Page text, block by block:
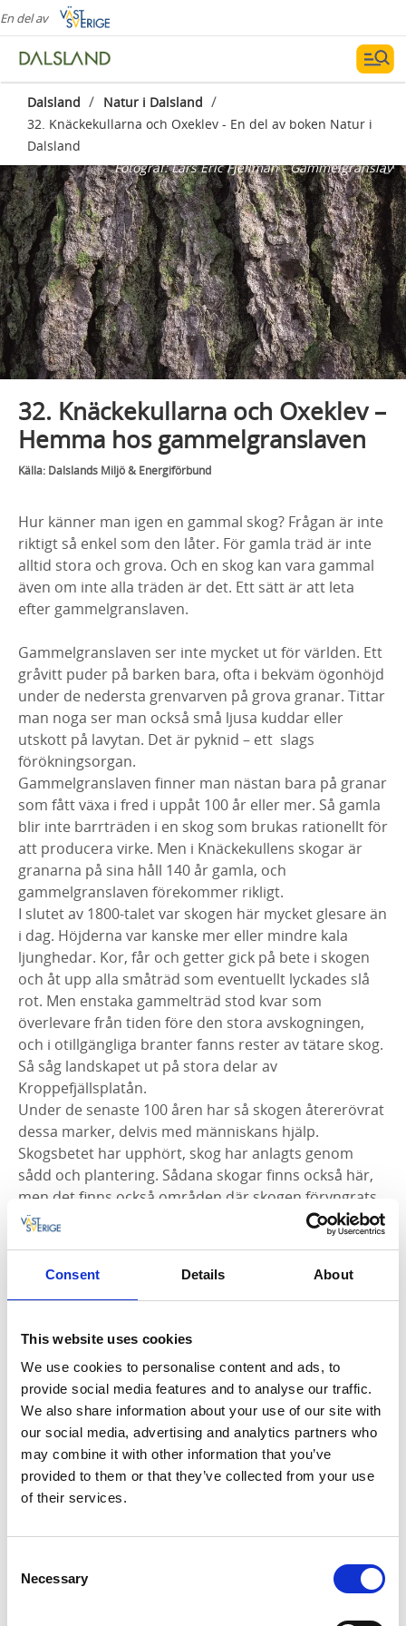
Consent Details About
This website uses cookies
We use cookies to personalise content and ads, to
provide social media features and to analyse our traffic.
We also share information about your use of our site with
our social media, advertising and analytics partners who
may combine it with other information that you’ve
provided to them or that they’ve collected from your use
of their services.
Selection
Necessary
En del av
Dalsland / Natur i Dalsland /
32. Knäckekullarna och Oxeklev - En del av boken Natur i
Dalsland
Fotograf:Lars Eric Fjellman - Gammelgranslav
32. Knäckekullarna och Oxeklev –
Hemma hos gammelgranslaven
Källa: Dalslands Miljö & Energiförbund
Hur känner man igen en gammal skog? Frågan är inte
riktigt så enkel som den låter. För gamla träd är inte
alltid stora och grova. Och en skog kan vara gammal
även om inte alla träden är det. Ett sätt är att leta
efter gammelgranslaven.
Gammelgranslaven ser inte mycket ut för världen. Ett
gråvitt puder på barken bara, ofta i bekväm ögonhöjd
under de nedersta grenvarven på grova granar. Tittar
man noga ser man också små ljusa kuddar eller
utskott på lavytan. Det är pyknid – ett slags
förökningsorgan.
Gammelgranslaven finner man nästan bara på granar
som fått växa i fred i uppåt 100 år eller mer. Så gamla
blir inte barrträden i en skog som brukas rationellt för
att producera virke. Men i Knäckekullens skogar är
granarna på sina håll 140 år gamla, och
gammelgranslaven förekommer rikligt.
I slutet av 1800-talet var skogen här mycket glesare än
i dag. Höjderna var kanske mer eller mindre kala
ljunghedar. Kor, får och getter gick på bete i skogen
och åt upp alla småträd som eventuellt lyckades slå
rot. Men enstaka gammelträd stod kvar som
överlevare från tiden före den stora avskogningen,
och i otillgängliga branter fanns rester av tätare skog.
Så såg landskapet ut på stora delar av
Kroppefjällsplatån.
Under de senaste 100 åren har så skogen återerövrat
dessa marker, delvis med människans hjälp.
Skogsbetet har upphört, skog har anlagts genom
sådd och plantering. Sådana skogar finns också här,
men det finns också områden där skogen föryngrats
naturligt, genom självsådd.
Det har bedrivits skogsbruk på Knäckekullarna, men
kuperade terrängen har gjort det svårt att bedriva
modernt kalhyggesbruk. Skogen har i stort sett fått
tjädern och pärlugglan. Och för naturromantikern.
I branter med mossiga stenblock står granskogen
mörk. På höjderna vaktar knotiga gammeltallar, en
del av dem upp mot 300 år gamla. I myrdrågen
blommar myrlilja och rosling. Ett par små tjärnögon
livar landskapet. Så mycket mer behövs väl inte för en
lycklig stund i skogen?
Strax norr om Knäckekullarna ligger Oxeklev, ett
svampar och mossor som hör gammelskogen till.
Grantaggsvamp är ett exempel.